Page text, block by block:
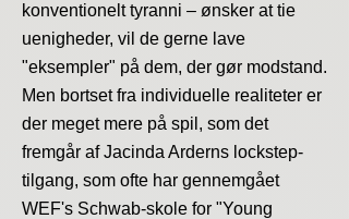
konventionelt tyranni – ønsker at tie
uenigheder, vil de gerne lave
"eksempler" på dem, der gør modstand.
Men bortset fra individuelle realiteter er
der meget mere på spil, som det
fremgår af Jacinda Arderns lockstep-
tilgang, som ofte har gennemgået
WEF's Schwab-skole for "Young